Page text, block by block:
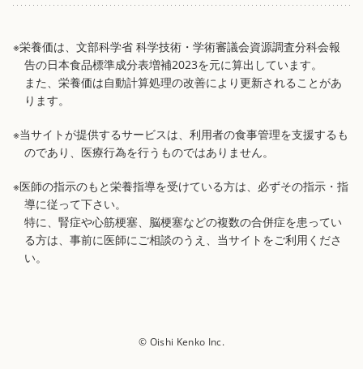
※栄養価は、文部科学省 科学技術・学術審議会資源調査分科会報
告の日本食品標準成分表増補2023を元に算出しています。
また、栄養価は自動計算処理の改善により更新されることがあ
ります。
※当サイトが提供するサービスは、利用者の食事管理を支援するも
のであり、医療行為を行うものではありません。
※医師の指示のもと栄養指導を受けている方は、必ずその指示・指
導に従って下さい。
特に、腎症や心筋梗塞、脳梗塞などの複数の合併症を患ってい
る方は、事前に医師にご相談のうえ、当サイトをご利用くださ
い。
© Oishi Kenko Inc.